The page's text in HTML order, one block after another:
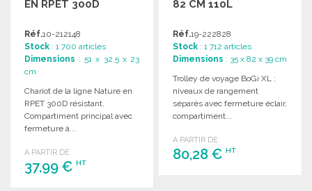
EN RPET 300D
Réf.10-212148
Stock : 1 700 articles
Dimensions : 51 x 32.5 x 23
cm
Chariot de la ligne Nature en
RPET 300D résistant.
Compartiment principal avec
fermeture à...
A PARTIR DE
37,99 € HT
82 CM 110L
Réf.19-222828
Stock : 1 712 articles
Dimensions : 35 x 82 x 39 cm
Trolley de voyage BoGi XL :
niveaux de rangement
séparés avec fermeture éclair,
compartiment...
A PARTIR DE
80,28 €HT